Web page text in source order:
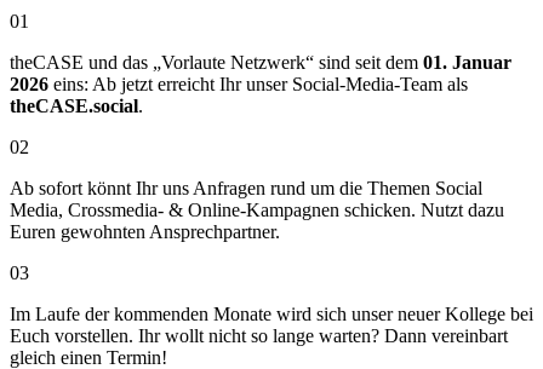
01
theCASE und das „Vorlaute Netzwerk“ sind seit dem 01. Januar
2026 eins: Ab jetzt erreicht Ihr unser Social-Media-Team als
theCASE.social.
02
Ab sofort könnt Ihr uns Anfragen rund um die Themen Social
Media, Crossmedia- & Online-Kampagnen schicken. Nutzt dazu
Euren gewohnten Ansprechpartner.
03
Im Laufe der kommenden Monate wird sich unser neuer Kollege bei
Euch vorstellen. Ihr wollt nicht so lange warten? Dann vereinbart
gleich einen Termin!